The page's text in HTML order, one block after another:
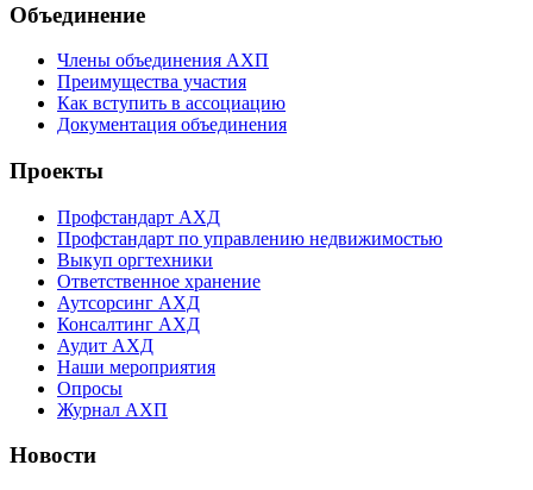
Объединение
Члены объединения АХП
Преимущества участия
Как вступить в ассоциацию
Документация объединения
Проекты
Профстандарт АХД
Профстандарт по управлению недвижимостью
Выкуп оргтехники
Ответственное хранение
Аутсорсинг АХД
Консалтинг АХД
Аудит АХД
Наши мероприятия
Опросы
Журнал АХП
Новости